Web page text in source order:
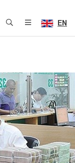
EN